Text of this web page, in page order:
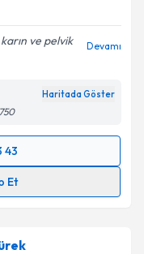
ve pelvik
Devamı
Haritada Göster
43
Et
bilgilendireceğiz.